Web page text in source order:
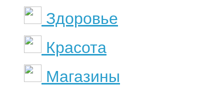
Здоровье
Красота
Магазины